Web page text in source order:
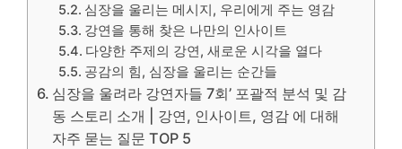
심장을 울리는 메시지, 우리에게 주는 영감
강연을 통해 찾은 나만의 인사이트
다양한 주제의 강연, 새로운 시각을 열다
공감의 힘, 심장을 울리는 순간들
심장을 울려라 강연자들 7회’ 포괄적 분석 및 감
동 스토리 소개 | 강연, 인사이트, 영감 에 대해
자주 묻는 질문 TOP 5